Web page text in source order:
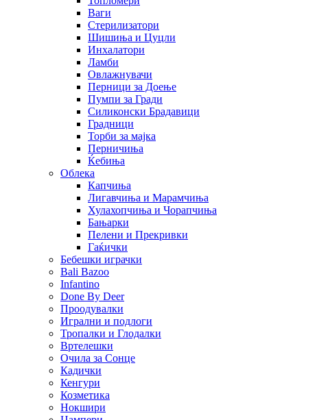
Ваги
Стерилизатори
Шишиња и Цуцли
Инхалатори
Ламби
Овлажнувачи
Перници за Доење
Пумпи за Гради
Силиконски Брадавици
Градници
Торби за мајка
Перничиња
Ќебиња
Облека
Капчиња
Лигавчиња и Марамчиња
Хулахопчиња и Чорапчиња
Бањарки
Пелени и Прекривки
Гаќички
Бебешки играчки
Bali Bazoo
Infantino
Done By Deer
Проодувалки
Игрални и подлоги
Тропалки и Глодалки
Вртелешки
Очила за Сонце
Кадички
Кенгури
Козметика
Нокшири